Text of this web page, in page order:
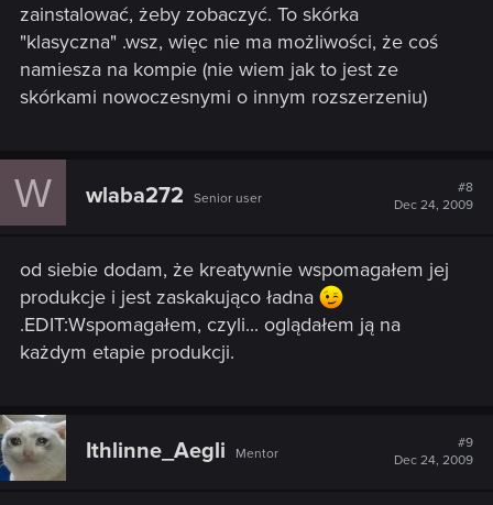
zainstalować, żeby zobaczyć. To skórka
"klasyczna" .wsz, więc nie ma możliwości, że coś
namiesza na kompie (nie wiem jak to jest ze
skórkami nowoczesnymi o innym rozszerzeniu)
W wlaba272 Senior user
#8
Dec 24, 2009
od siebie dodam, że kreatywnie wspomagałem jej
produkcje i jest zaskakująco ładna
.EDIT:Wspomagałem, czyli... oglądałem ją na
każdym etapie produkcji.
Ithlinne_Aegli Mentor
#9
Dec 24, 2009